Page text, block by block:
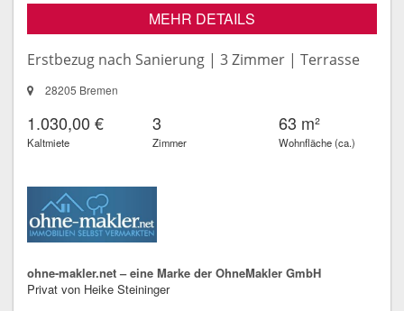
MEHR DETAILS
Erstbezug nach Sanierung | 3 Zimmer | Terrasse
28205 Bremen
1.030,00 €
Kaltmiete
3
Zimmer
63 m²
Wohnfläche (ca.)
ohne-makler.net – eine Marke der OhneMakler GmbH
Privat von Heike Steininger